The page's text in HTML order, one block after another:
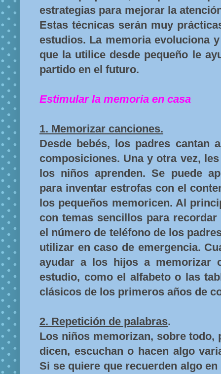
estrategias para mejorar la
Estas técnicas serán muy
estudios. La memoria evoluciona
que la utilice desde pequeño le
partido en el futuro.
Estimular la memoria en casa
1. Memorizar canciones.
Desde bebés, los padres cantan
composiciones. Una y otra vez,
los niños aprenden. Se puede
para inventar estrofas con el
los pequeños memoricen. Al
con temas sencillos para
el número de teléfono de los
utilizar en caso de emergencia.
ayudar a los hijos a memorizar
estudio, como el alfabeto o las
clásicos de los primeros años de
2. Repetición de palabras.
Los niños memorizan, sobre todo,
dicen, escuchan o hacen algo
Si se quiere que recuerden algo